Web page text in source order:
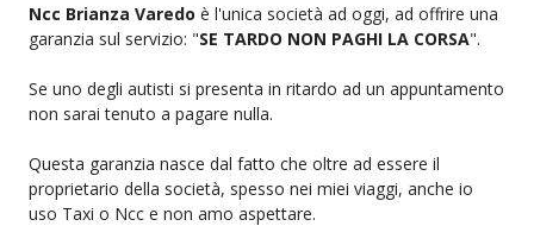
Ncc Brianza Varedo è l'unica società ad oggi, ad offrire una
garanzia sul servizio: "SE TARDO NON PAGHI LA CORSA".
Se uno degli autisti si presenta in ritardo ad un appuntamento
non sarai tenuto a pagare nulla.
Questa garanzia nasce dal fatto che oltre ad essere il
proprietario della società, spesso nei miei viaggi, anche io
uso Taxi o Ncc e non amo aspettare.